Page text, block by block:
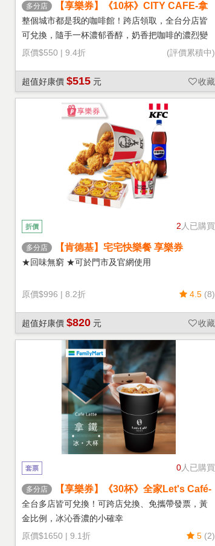
多分店
【享樂券】《10杯》CITY CAFE-拿
鐵(大杯-熱)
整個城市都是我的咖啡館！跨店領取，全台分店皆
可兌換，隨手一杯濃郁香醇，奶香把咖啡的濃烈變
溫柔！
原價$550 | 9.4折 (評價累積中)
超值好康價 $515 元 收藏
2 人已購買
折價
多分店 【肯德基】宅宅快樂餐 享樂券
★回味無窮 ★可於門市及官網使用
原價$996 | 8.2折 4.5 (8)
超值好康價 $820 元 收藏
0人已購買
套票
多分店
【享樂券】《30杯》全家Let's Café-
冰拿鐵(大杯)
全台多店皆可兌換！可跨店兌換、免攜帶發票，黃
金比例，冰沁香濃的小確幸
原價$1650 | 9.1折 5 (2)